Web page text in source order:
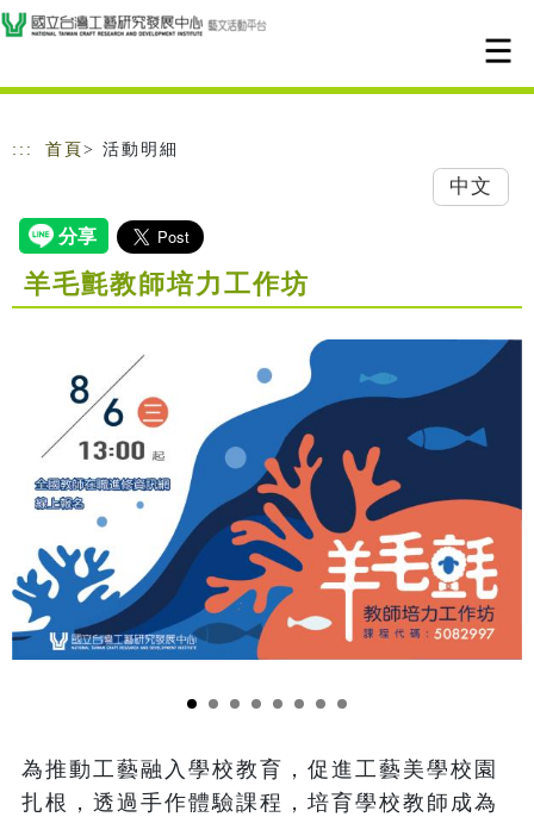
跳到主要內容
網站導覽
::: 首頁 > 活動明細
中文
羊毛氈教師培力工作坊
為推動工藝融入學校教育，促進工藝美學校園
扎根，透過手作體驗課程，培育學校教師成為